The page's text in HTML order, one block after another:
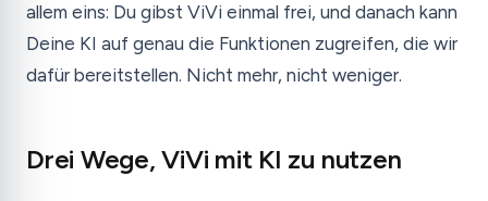
allem eins: Du gibst ViVi einmal frei, und danach kann
Deine KI auf genau die Funktionen zugreifen, die wir
dafür bereitstellen. Nicht mehr, nicht weniger.
Drei Wege, ViVi mit KI zu nutzen